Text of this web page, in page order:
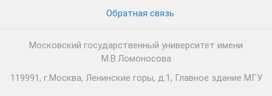
Обратная связь
Московский государственный университет имени
М.В.Ломоносова
119991, г.Москва, Ленинские горы, д.1, Главное здание МГУ